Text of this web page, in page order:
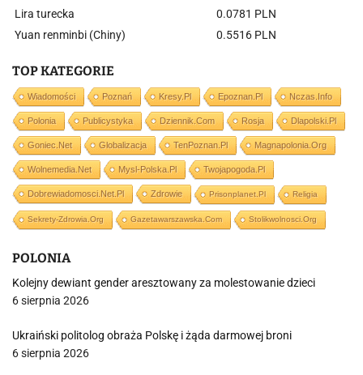
Lira turecka
0.0781 PLN
Yuan renminbi (Chiny)
0.5516 PLN
TOP KATEGORIE
Wiadomości Poznań Kresy.pl Epoznan.pl Nczas.info
Polonia Publicystyka Dziennik.com Rosja Dlapolski.pl
Goniec.net Globalizacja TenPoznan.pl Magnapolonia.org
Wolnemedia.net Mysl-Polska.pl Twojapogoda.pl
Dobrewiadomosci.net.pl Zdrowie Prisonplanet.pl Religia
Sekrety-Zdrowia.org Gazetawarszawska.com Stolikwolnosci.org
POLONIA
Kolejny dewiant gender aresztowany za molestowanie dzieci
6 sierpnia 2026
Ukraiński politolog obraża Polskę i żąda darmowej broni
6 sierpnia 2026